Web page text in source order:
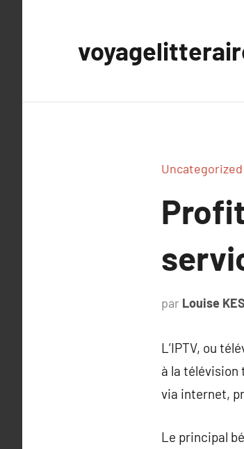
Uncategorized
par Louise
L’IPTV, ou
à la télévision
via internet,
Le principal